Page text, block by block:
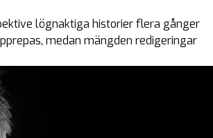
lögnaktiga historier flera gånger
medan mängden redigeringar